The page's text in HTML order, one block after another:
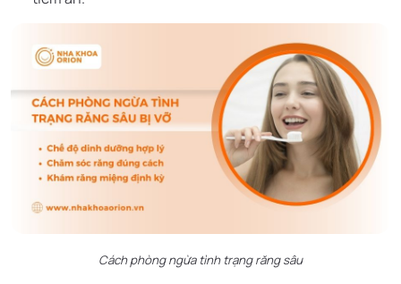
Cách phòng ngừa tình trạng răng sâu